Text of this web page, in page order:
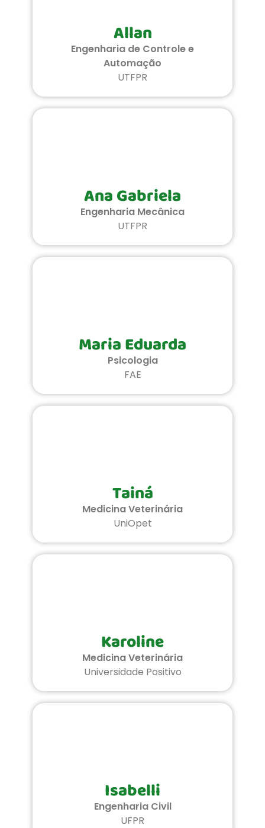
Allan
Engenharia de Controle e
Automação
UTFPR
Ana Gabriela
Engenharia Mecânica
UTFPR
Maria Eduarda
Psicologia
FAE
Tainá
Medicina Veterinária
UniOpet
Karoline
Medicina Veterinária
Universidade Positivo
Isabelli
Engenharia Civil
UFPR